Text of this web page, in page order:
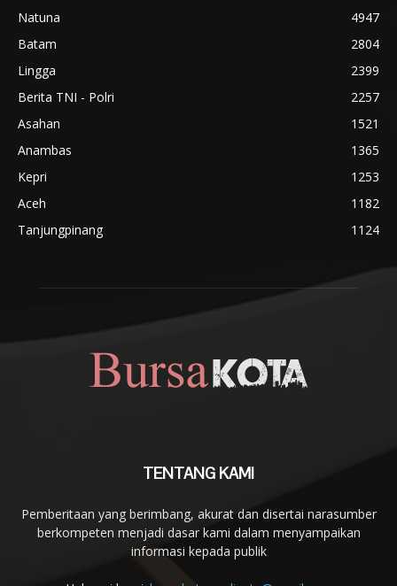
Natuna
4947
Batam
2804
Lingga
2399
Berita TNI - Polri
2257
Asahan
1521
Anambas
1365
Kepri
1253
Aceh
1182
Tanjungpinang
1124
TENTANG KAMI
Pemberitaan yang berimbang, akurat dan disertai narasumber
berkompeten menjadi dasar kami dalam menyampaikan
informasi kepada publik